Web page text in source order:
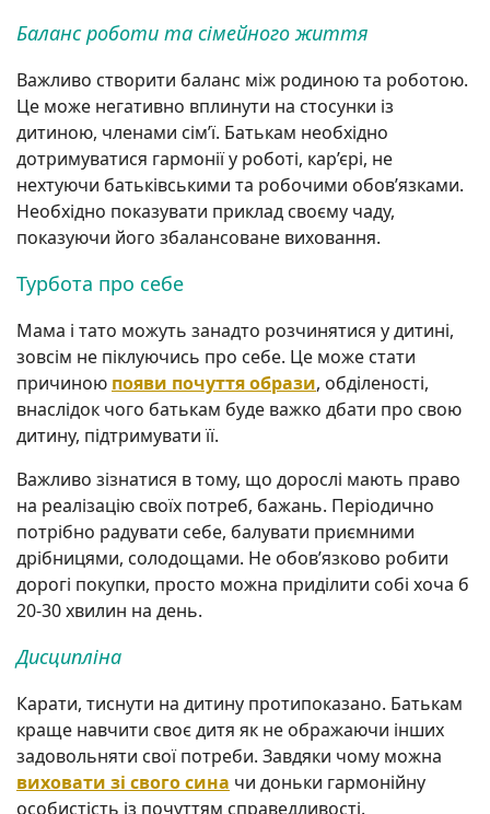
Баланс роботи та сімейного життя
Важливо створити баланс між родиною та роботою.
Це може негативно вплинути на стосунки із
дитиною, членами сім’ї. Батькам необхідно
дотримуватися гармонії у роботі, кар’єрі, не
нехтуючи батьківськими та робочими обов’язками.
Необхідно показувати приклад своєму чаду,
показуючи його збалансоване виховання.
Турбота про себе
Мама і тато можуть занадто розчинятися у дитині,
зовсім не піклуючись про себе. Це може стати
причиною появи почуття образи, обділеності,
внаслідок чого батькам буде важко дбати про свою
дитину, підтримувати її.
Важливо зізнатися в тому, що дорослі мають право
на реалізацію своїх потреб, бажань. Періодично
потрібно радувати себе, балувати приємними
дрібницями, солодощами. Не обов’язково робити
дорогі покупки, просто можна приділити собі хоча б
20-30 хвилин на день.
Дисципліна
Карати, тиснути на дитину протипоказано. Батькам
краще навчити своє дитя як не ображаючи інших
задовольняти свої потреби. Завдяки чому можна
виховати зі свого сина чи доньки гармонійну
особистість із почуттям справедливості.